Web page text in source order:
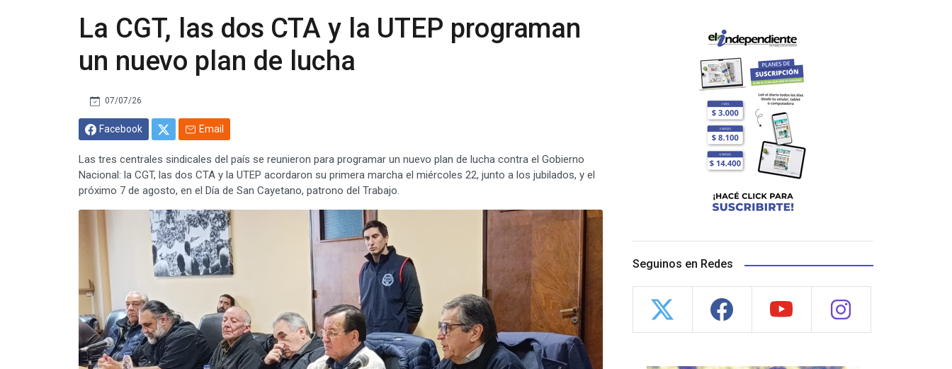
La CGT, las dos CTA y la UTEP programan
un nuevo plan de lucha
07/07/26
Facebook Email
Las tres centrales sindicales del país se reunieron para programar un nuevo plan de lucha contra el Gobierno
Nacional: la CGT, las dos CTA y la UTEP acordaron su primera marcha el miércoles 22, junto a los jubilados, y el
próximo 7 de agosto, en el Día de San Cayetano, patrono del Trabajo.
Seguinos en Redes